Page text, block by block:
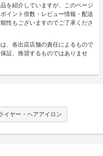
を紹介していますが、このページ
イント倍数・レビュー情報・配送
性もございますのでご了承くださ
、各出店店舗の責任によるもので
証、推奨するものではありませ
イヤー・ヘアアイロン